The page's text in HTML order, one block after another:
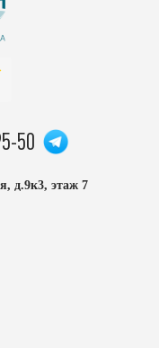
50
д.9к3, этаж 7